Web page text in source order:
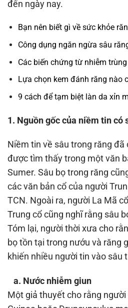
đến ngày nay.
Bạn nên biết gì về sức khỏe
Công dụng ngăn ngừa sâu
Các biến chứng từ nhiễm
Lựa chọn kem đánh răng nào
9 cách để tạm biệt làn da xỉn
1. Nguồn gốc của niềm tin có
Niềm tin về sâu trong răng đã
được tìm thấy trong một văn
Sumer. Sâu bọ trong răng
các văn bản cổ của người
TCN. Ngoài ra, người La Mã
Trung cổ cũng nghĩ rằng sâu
Tóm lại, người thời xưa cho
bọ tồn tại trong nướu và răng
khiến nhiều người tin vào sâu
a. Nước nhiễm giun
Một giả thuyết cho rằng